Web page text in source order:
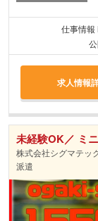
仕事情
求人情報
未経験OK／ ミ
株式会社シグマテッ
派遣